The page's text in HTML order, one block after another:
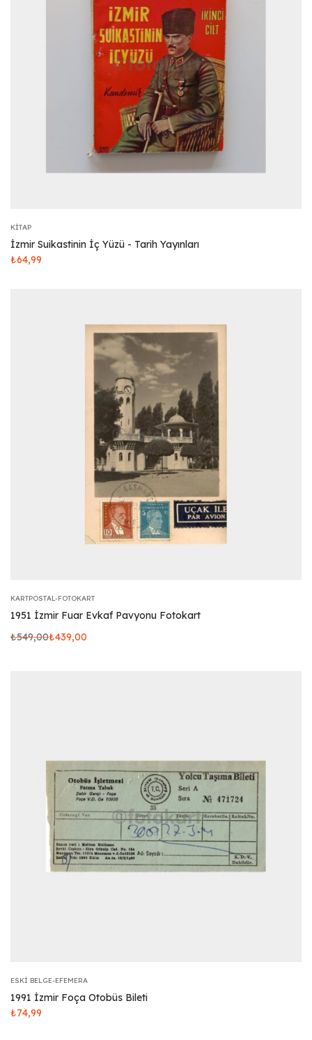
KITAP
İzmir Suikastinin İç Yüzü - Tarih Yayınları
₺64,99
KARTPOSTAL-FOTOKART
1951 İzmir Fuar Evkaf Pavyonu Fotokart
₺549,00₺439,00
ESKI BELGE-EFEMERA
1991 İzmir Foça Otobüs Bileti
₺74,99